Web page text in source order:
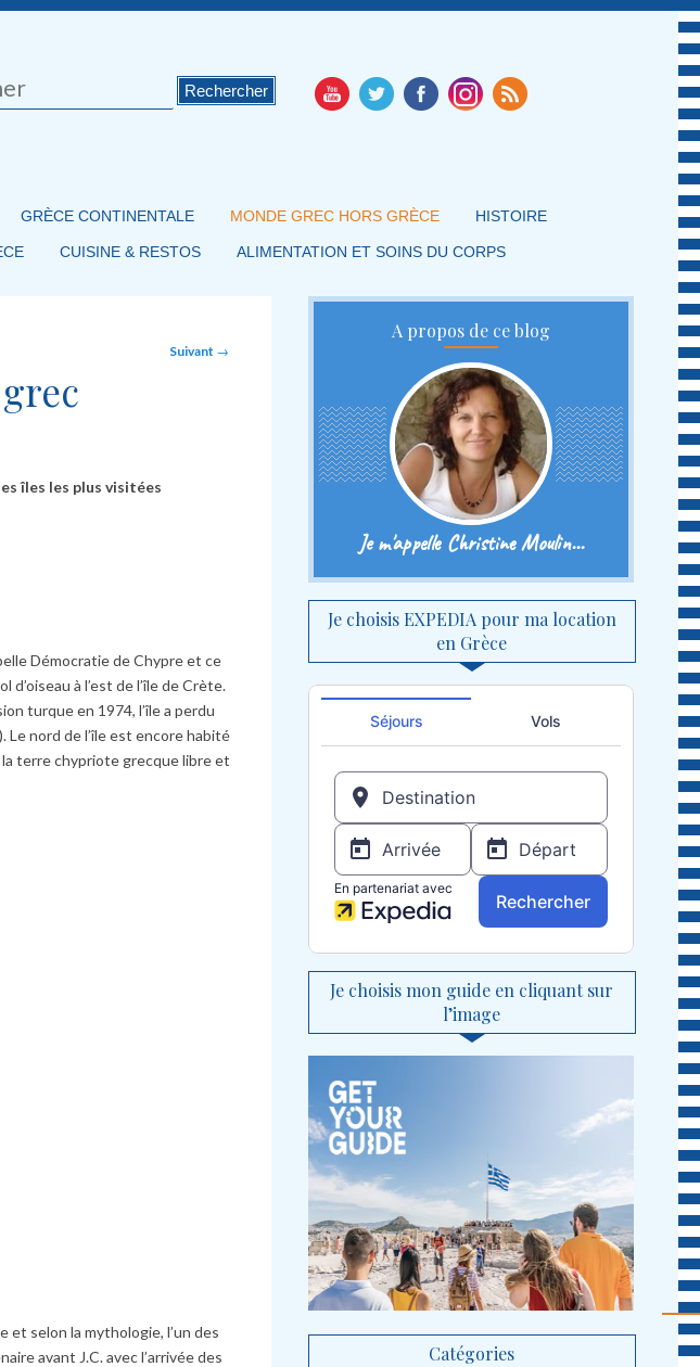
GRÈCE CONTINENTALE MONDE GREC HORS GRÈCE HISTOIRE
CUISINE & RESTOS ALIMENTATION ET SOINS DU CORPS
Suivant →
îles les plus visitées
Démocratie de Chypre et ce
d’oiseau à l’est de l’île de Crète.
turque en 1974, l’île a perdu
Le nord de l’île est encore habité
terre chypriote grecque libre et
et selon la mythologie, l’un des
avant J.C. avec l’arrivée des
A propos de ce blog
Je m'appelle Christine Moulin...
Je choisis EXPEDIA pour ma location
en Grèce
Je choisis mon guide en cliquant sur
l’image
Catégories